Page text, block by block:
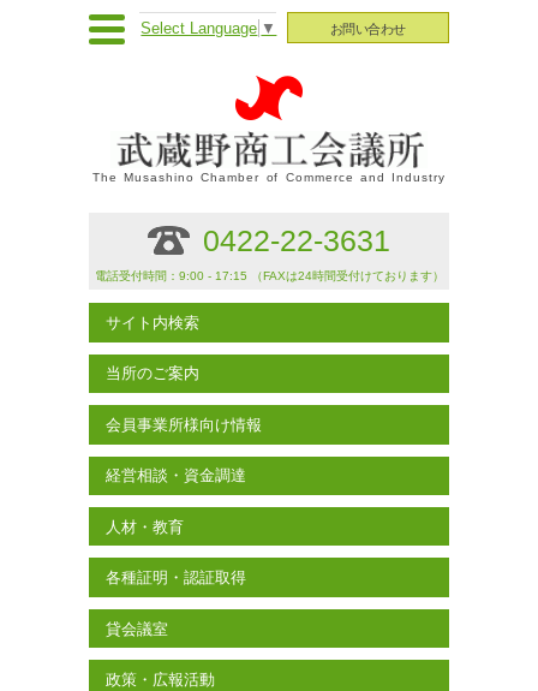
お問い合わせ
Select Language ▼
The Musashino Chamber of Commerce and Industry
0422-22-3631
電話受付時間：9:00 - 17:15 （FAXは24時間受付けております）
サイト内検索
当所のご案内
会員事業所様向け情報
経営相談・資金調達
人材・教育
各種証明・認証取得
貸会議室
政策・広報活動